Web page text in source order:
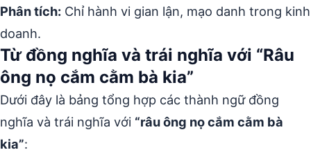
Phân tích: Chỉ hành vi gian lận, mạo danh trong kinh
doanh.
Từ đồng nghĩa và trái nghĩa với “Râu
ông nọ cắm cằm bà kia”
Dưới đây là bảng tổng hợp các thành ngữ đồng
nghĩa và trái nghĩa với “râu ông nọ cắm cằm bà
kia”: